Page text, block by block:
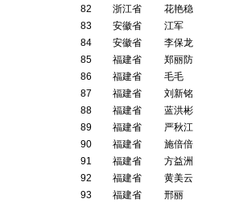
82
浙江省 花艳稳
83
安徽省 江军
84
安徽省 李保龙
85
福建省 郑丽防
86
福建省 毛毛
87
福建省 刘新铭
88
福建省 蓝洪彬
89
福建省 严秋江
90
福建省 施倍倍
91
福建省 方益洲
92
福建省 黄美云
93
福建省 邢丽